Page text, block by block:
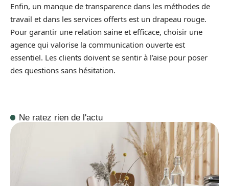
Enfin, un manque de transparence dans les méthodes de
travail et dans les services offerts est un drapeau rouge.
Pour garantir une relation saine et efficace, choisir une
agence qui valorise la communication ouverte est
essentiel. Les clients doivent se sentir à l’aise pour poser
des questions sans hésitation.
Ne ratez rien de l'actu